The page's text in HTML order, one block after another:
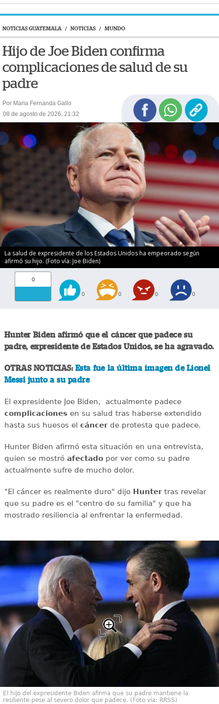
NOTICIAS GUATEMALA / NOTICIAS / MUNDO
Hijo de Joe Biden confirma
complicaciones de salud de su
padre
Por Maria Fernanda Gallo
08 de agosto de 2026, 21:32
La salud de expresidente de los Estados Unidos ha empeorado según
afirmó su hijo. (Foto vía: Joe Biden)
0
0 0 0 0
Hunter Biden afirmó que el cáncer que padece su
padre, expresidente de Estados Unidos, se ha agravado.
OTRAS NOTICIAS: Esta fue la última imagen de Lionel
Messi junto a su padre
El expresidente Joe Biden, actualmente padece
complicacionesen su salud tras haberse extendido
hasta sus huesos el cáncerde protesta que padece.
Hunter Biden afirmó esta situación en una entrevista,
quien se mostró afectadopor ver como su padre
actualmente sufre de mucho dolor.
"El cáncer es realmente duro" dijo Huntertras revelar
que su padre es el "centro de su familia" y que ha
mostrado resiliencia al enfrentar la enfermedad.
El hijo del expresidente Biden afirma que su padre mantiene la
resiliente pese al severo dolor que padece. (Foto vía: RRSS)